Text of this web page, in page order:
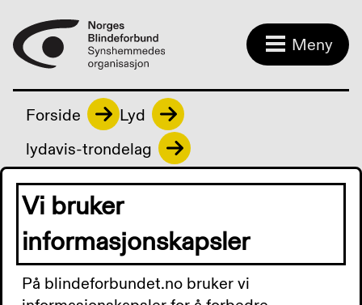
Meny
Forside
Lyd
lydavis-trondelag
lydavis-trondelag
Vi bruker
informasjonskapsler
På blindeforbundet.no bruker vi